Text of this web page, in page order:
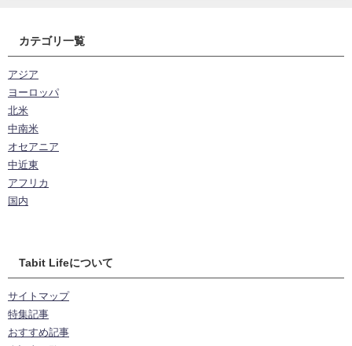
カテゴリ一覧
アジア
ヨーロッパ
北米
中南米
オセアニア
中近東
アフリカ
国内
Tabit Lifeについて
サイトマップ
特集記事
おすすめ記事